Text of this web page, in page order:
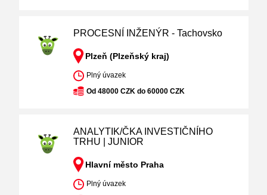
PROCESNÍ INŽENÝR - Tachovsko
Plzeň (Plzeňský kraj)
Plný úvazek
Od 48000 CZK do 60000 CZK
ANALYTIK/ČKA INVESTIČNÍHO
TRHU | JUNIOR
Hlavní město Praha
Plný úvazek